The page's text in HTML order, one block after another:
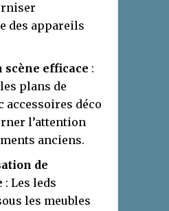
des appareils
scène efficace :
plans de
accessoires déco
l’attention
anciens.
de
: Les leds
les meubles